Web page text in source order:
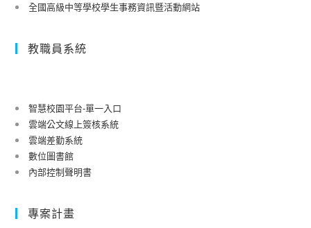
全國高級中等學校學生事務資訊暨活動網站
教職員系統
智慧校園平台-單一入口
雲端公文線上簽核系統
雲端差勤系統
數位圖書館
內部控制聲明書
專案計畫